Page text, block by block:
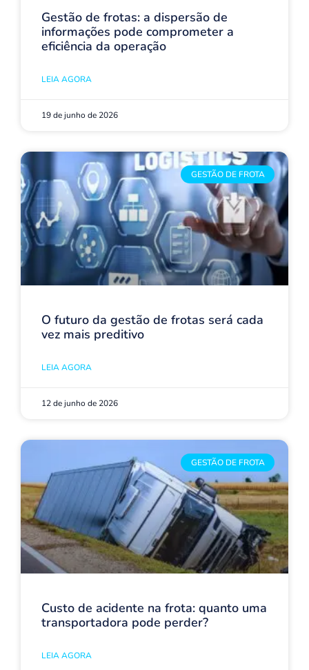
Gestão de frotas: a dispersão de
informações pode comprometer a
eficiência da operação
LEIA AGORA
19 de junho de 2026
GESTÃO DE FROTA
O futuro da gestão de frotas será cada
vez mais preditivo
LEIA AGORA
12 de junho de 2026
GESTÃO DE FROTA
Custo de acidente na frota: quanto uma
transportadora pode perder?
LEIA AGORA